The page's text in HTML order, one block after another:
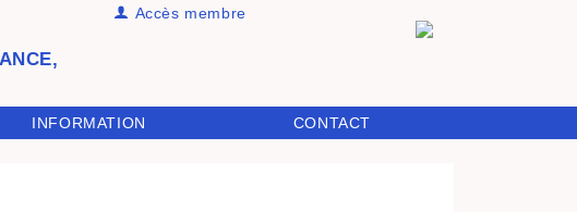
Accès membre
INFORMATION CONTACT